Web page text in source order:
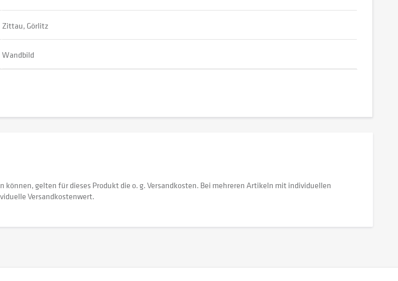
Zittau, Görlitz
Wandbild
können, gelten für dieses Produkt die o. g. Versandkosten. Bei mehreren Artikeln mit individuellen
Versandkostenwert.